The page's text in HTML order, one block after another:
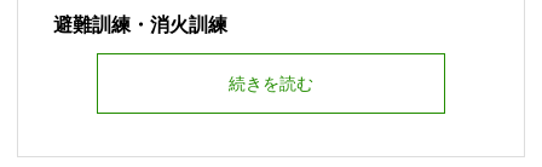
避難訓練・消火訓練
続きを読む